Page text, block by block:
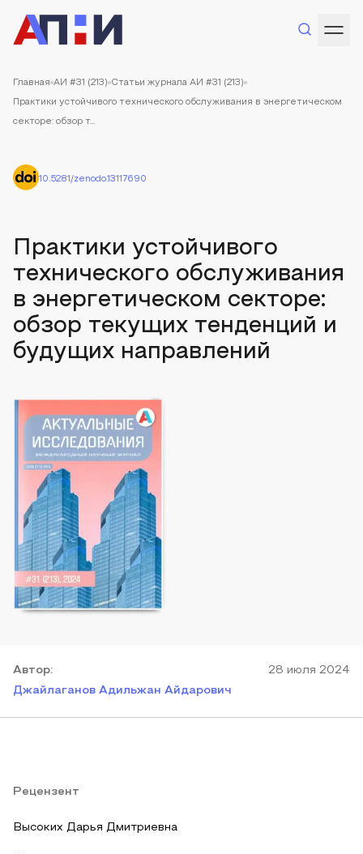
Главная АИ #31 (213) Статьи журнала АИ #31 (213)
Практики устойчивого технического обслуживания в энергетическом
секторе: обзор т...
10.5281/zenodo.13117690
Практики устойчивого
технического обслуживания
в энергетическом секторе:
обзор текущих тенденций и
будущих направлений
Автор:
Джайлаганов Адильжан Айдарович
28 июля 2024
Рецензент
Высоких Дарья Дмитриевна